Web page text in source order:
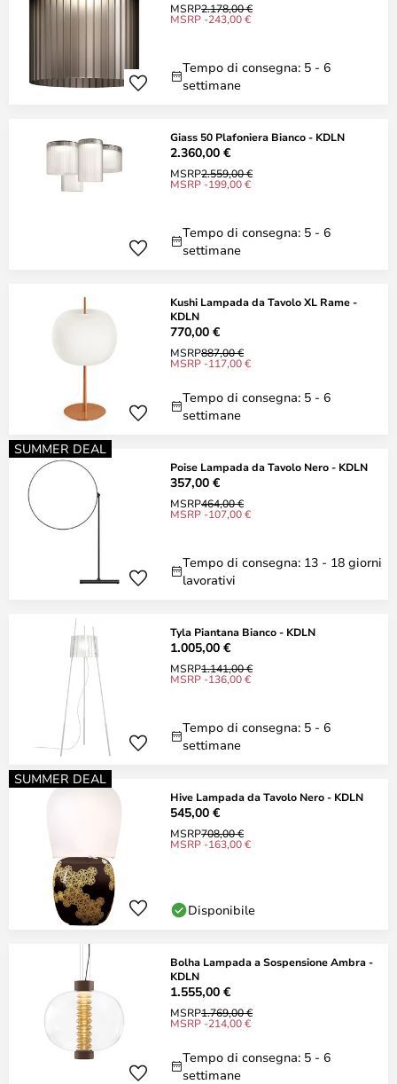
MSRP2.178,00 €
MSRP -243,00 €
Tempo di consegna: 5 - 6
settimane
Giass 50 Plafoniera Bianco - KDLN
2.360,00 €
MSRP2.559,00 €
MSRP -199,00 €
Tempo di consegna: 5 - 6
settimane
Kushi Lampada da Tavolo XL Rame -
KDLN
770,00 €
MSRP887,00 €
MSRP -117,00 €
Tempo di consegna: 5 - 6
settimane
SUMMER DEAL
Poise Lampada da Tavolo Nero - KDLN
357,00 €
MSRP464,00 €
MSRP -107,00 €
Tempo di consegna: 13 - 18 giorni
lavorativi
Tyla Piantana Bianco - KDLN
1.005,00 €
MSRP1.141,00 €
MSRP -136,00 €
Tempo di consegna: 5 - 6
settimane
SUMMER DEAL
Hive Lampada da Tavolo Nero - KDLN
545,00 €
MSRP708,00 €
MSRP -163,00 €
Disponibile
Bolha Lampada a Sospensione Ambra -
KDLN
1.555,00 €
MSRP1.769,00 €
MSRP -214,00 €
Tempo di consegna: 5 - 6
settimane